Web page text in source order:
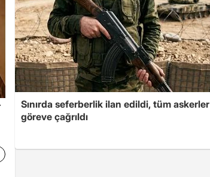
Sınırda seferberlik ilan edildi, tüm askerler
göreve çağrıldı